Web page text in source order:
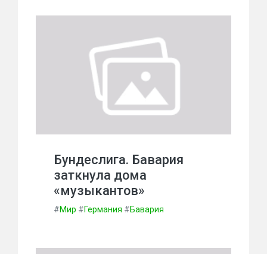
Бундеслига. Бавария
заткнула дома
«музыкантов»
#Мир #Германия #Бавария